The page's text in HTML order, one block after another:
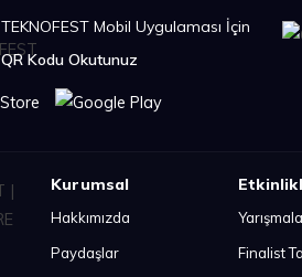
TEKNOFEST Mobil Uygulaması İçin
QR Kodu Okutunuz
Kurumsal
Hakkımızda
Paydaşlar
Finalist